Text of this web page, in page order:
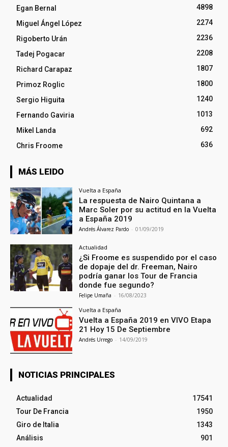
Egan Bernal
4898
Miguel Ángel López
2274
Rigoberto Urán
2236
Tadej Pogacar
2208
Richard Carapaz
1807
Primoz Roglic
1800
Sergio Higuita
1240
Fernando Gaviria
1013
Mikel Landa
692
Chris Froome
636
MÁS LEIDO
Vuelta a España
La respuesta de Nairo Quintana a
Marc Soler por su actitud en la Vuelta
a España 2019
Andrés Álvarez Pardo - 01/09/2019
Actualidad
¿Si Froome es suspendido por el caso
de dopaje del dr. Freeman, Nairo
podría ganar los Tour de Francia
donde fue segundo?
Felipe Umaña - 16/08/2023
Vuelta a España
Vuelta a España 2019 en VIVO Etapa
21 Hoy 15 De Septiembre
Andrés Urrego - 14/09/2019
NOTICIAS PRINCIPALES
Actualidad
17541
Tour De Francia
1950
Giro de Italia
1343
Análisis
901